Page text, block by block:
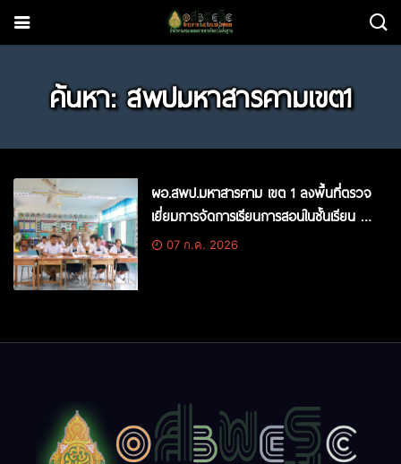
ค้นหา: สพปมหาสารคามเขต1
ผอ.สพป.มหาสารคาม เขต 1 ลงพื้นที่ตรวจ
เยี่ยมการจัดการเรียนการสอนในชั้นเรียน ณ
โรงเรียนบ้านวังบัวสามัคคี และโรงเรียนบ้าน
07 ก.ค. 2026